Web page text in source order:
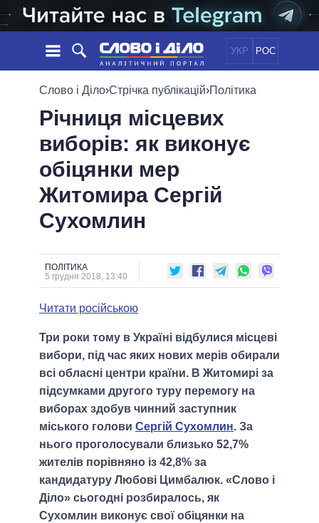
УКР РОС
НОВИНИ
СТРІЧКА
ПОДІЇ
СТАТТІ
ДУМКИ
ОГЛЯДИ
ДАЙДЖЕСТИ
ПОЛІТИКА
ЕКОНОМІКА
СУСПІЛЬСТВО
СВІТ
ОБIЦЯНКИ
ПОЛIТИКИ
УСІ ПОЛІТИКИ
ПРЕЗИДЕНТ І ОФІС
ВЕРХОВНА РАДА
ГОЛОВИ ОБЛАДМІНІСТРАЦІЙ
МЕРИ МІСТ
ВСІ ПЕРСОНИ
ІНФОГРАФІКА
ВІДЕО
ПОРІВНЯННЯ ПОЛІТИКІВ
Слово і Діло›Стрічка публікацій›Політика
Річниця місцевих
виборів: як виконує
обіцянки мер
Житомира Сергій
Сухомлин
ПОЛІТИКА
5 грудня 2018, 13:40
Читати російською
Три роки тому в Україні відбулися місцеві
вибори, під час яких нових мерів обирали
всі обласні центри країни. В Житомирі за
підсумками другого туру перемогу на
виборах здобув чинний заступник
міського голови Сергій Сухомлин. За
нього проголосували близько 52,7%
жителів порівняно із 42,8% за
кандидатуру Любові Цимбалюк. «Слово і
Діло» сьогодні розбиралось, як
Сухомлин виконує свої обіцянки на